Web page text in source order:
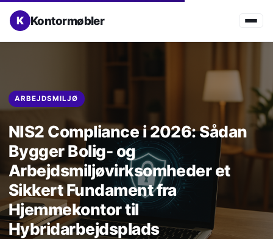
Kontormøbler
ARBEJDSMILJØ
NIS2 Compliance i 2026: Sådan
Bygger Bolig- og
Arbejdsmiljøvirksomheder et
Sikkert Fundament fra
Hjemmekontor til
Hybridarbejdsplads